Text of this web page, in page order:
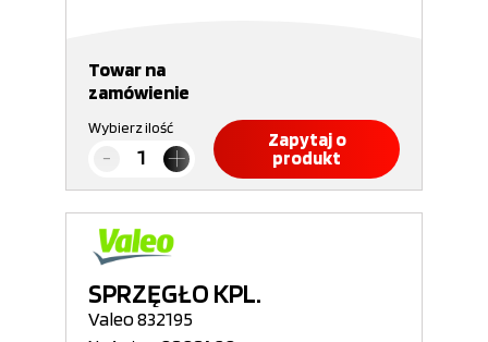
Towar na
zamówienie
Wybierz ilość
Zapytaj o
produkt
SPRZĘGŁO KPL.
Valeo 832195